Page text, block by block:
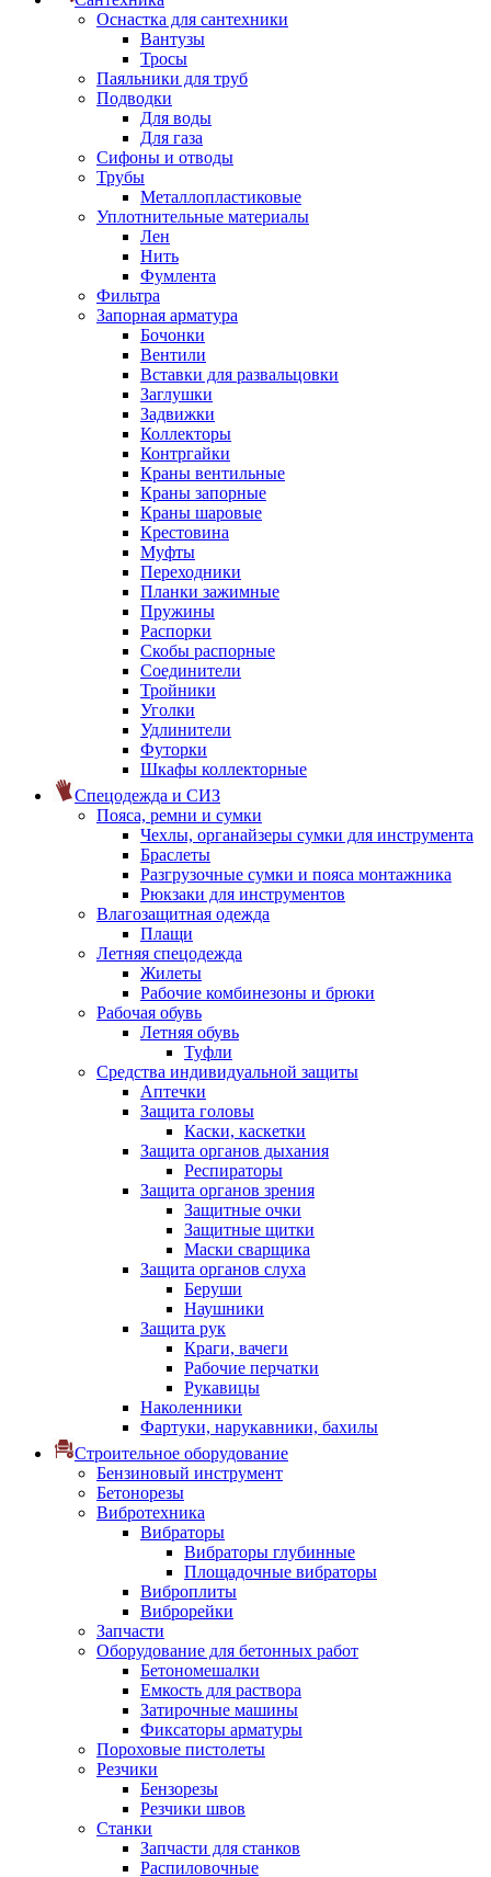
Оснастка для сантехники
Вантузы
Тросы
Паяльники для труб
Подводки
Для воды
Для газа
Сифоны и отводы
Трубы
Металлопластиковые
Уплотнительные материалы
Лен
Нить
Фумлента
Фильтра
Запорная арматура
Бочонки
Вентили
Вставки для развальцовки
Заглушки
Задвижки
Коллекторы
Контргайки
Краны вентильные
Краны запорные
Краны шаровые
Крестовина
Муфты
Переходники
Планки зажимные
Пружины
Распорки
Скобы распорные
Соединители
Тройники
Уголки
Удлинители
Футорки
Шкафы коллекторные
Спецодежда и СИЗ
Пояса, ремни и сумки
Чехлы, органайзеры сумки для инструмента
Браслеты
Разгрузочные сумки и пояса монтажника
Рюкзаки для инструментов
Влагозащитная одежда
Плащи
Летняя спецодежда
Жилеты
Рабочие комбинезоны и брюки
Рабочая обувь
Летняя обувь
Туфли
Средства индивидуальной защиты
Аптечки
Защита головы
Каски, каскетки
Защита органов дыхания
Респираторы
Защита органов зрения
Защитные очки
Защитные щитки
Маски сварщика
Защита органов слуха
Беруши
Наушники
Защита рук
Краги, вачеги
Рабочие перчатки
Рукавицы
Наколенники
Фартуки, нарукавники, бахилы
Строительное оборудование
Бензиновый инструмент
Бетонорезы
Вибротехника
Вибраторы
Вибраторы глубинные
Площадочные вибраторы
Виброплиты
Виброрейки
Запчасти
Оборудование для бетонных работ
Бетономешалки
Емкость для раствора
Затирочные машины
Фиксаторы арматуры
Пороховые пистолеты
Резчики
Бензорезы
Резчики швов
Станки
Запчасти для станков
Распиловочные